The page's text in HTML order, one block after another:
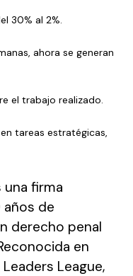
30% al 2%.
ahora se generan
el trabajo realizado.
tareas estratégicas,
una firma
de
derecho penal
en
League,